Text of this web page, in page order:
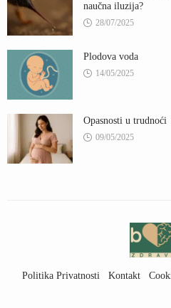
naučna iluzija?
28/07/2025
Plodova voda
14/05/2025
Opasnosti u trudnoći
09/05/2025
Politika Privatnosti Kontakt